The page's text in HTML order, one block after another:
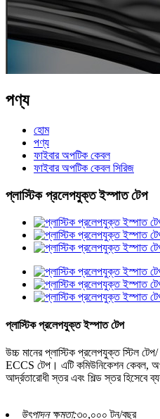
পণ্য
হোম
পণ্য
ফাইবার অপটিক কেবল
ফাইবার অপটিক কেবল সিরিজ
প্লাস্টিক প্রলেপযুক্ত ইস্পাত টেপ
প্লাস্টিক প্রলেপযুক্ত ইস্পাত টেপ
উচ্চ মানের প্লাস্টিক প্রলেপযুক্ত স্টিল
ECCS টেপ। এটি কমিউনিকেশন কেবল,
আর্দ্রতারোধী স্তর এবং শিল্ড স্তর হিসেবে
উৎপাদন ক্ষমতা:৩০,০০০ টন/বছর